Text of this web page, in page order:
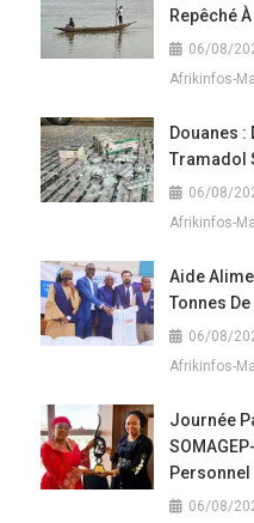
Repêché
06/08/
Afrikinfos-
Douanes :
Tramadol
06/08/
Afrikinfos-
Aide
Tonnes
06/08/
Afrikinfos-
Journée
Personnel
06/08/